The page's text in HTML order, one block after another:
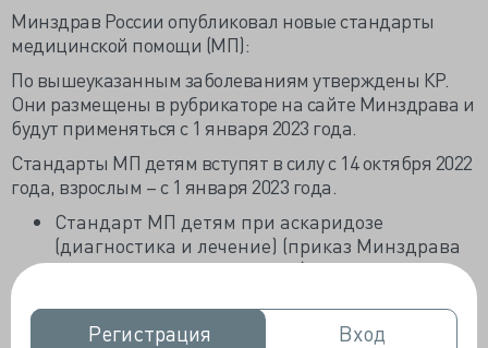
Регистрация
Регистрация Вход
Вход
Минздрав России опубликовал новые стандарты
медицинской помощи (МП):
По вышеуказанным заболеваниям утверждены КР.
Они размещены в рубрикаторе на сайте Минздрава и
будут применяться с 1 января 2023 года.
Стандарты МП детям вступят в силу с 14 октября 2022
года, взрослым – с 1 января 2023 года.
Стандарт МП детям при аскаридозе
(диагностика и лечение) (приказ Минздрава
России от 07.09.2022 №601н);
Акт принят вслед за утвержденными
клиническими рекомендациями (КР) по этому